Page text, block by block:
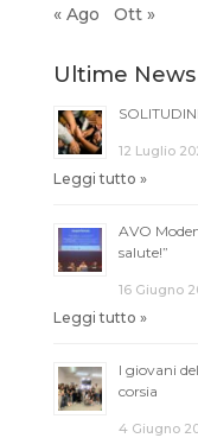
« Ago
Ott »
Ultime News
12 Luglio
Leggi tutto »
AVO
salute!”
16 Giugno
Leggi tutto »
I giovani
corsia
4 Giugno